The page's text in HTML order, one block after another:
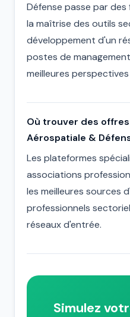
Défense passe par
la maîtrise des outils
développement d'un
postes de
meilleures perspectives
Où trouver des
Aérospatiale &
Les plateformes
associations
les meilleures sources
professionnels
réseaux d'entrée.
Simulez